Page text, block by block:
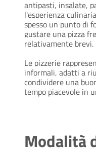
antipasti, insalate,
l'esperienza
spesso un punto di
gustare una pizza
relativamente brevi.
Le pizzerie
informali, adatti a
condividere una
tempo piacevole in
Modalità